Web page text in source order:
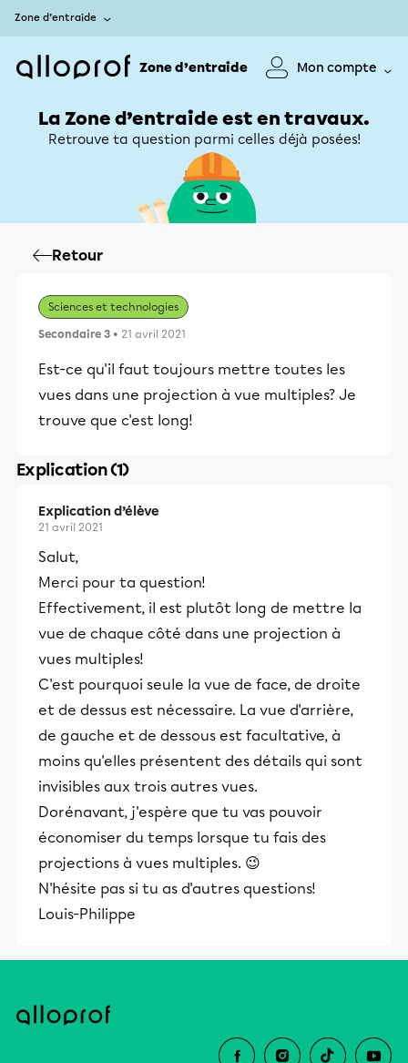
Zone d’entraide
Zone d’entraide Mon compte
La Zone d’entraide est en travaux.
Retrouve ta question parmi celles déjà posées!
Retour
Sciences et technologies
Secondaire 3 • 21 avril 2021
Est-ce qu'il faut toujours mettre toutes les
vues dans une projection à vue multiples? Je
trouve que c'est long!
Explication (1)
Explication d’élève
21 avril 2021
Salut,
Merci pour ta question!
Effectivement, il est plutôt long de mettre la
vue de chaque côté dans une projection à
vues multiples!
C'est pourquoi seule la vue de face, de droite
et de dessus est nécessaire. La vue d'arrière,
de gauche et de dessous est facultative, à
moins qu'elles présentent des détails qui sont
invisibles aux trois autres vues.
Dorénavant, j'espère que tu vas pouvoir
économiser du temps lorsque tu fais des
projections à vues multiples. 😉
N'hésite pas si tu as d'autres questions!
Louis-Philippe